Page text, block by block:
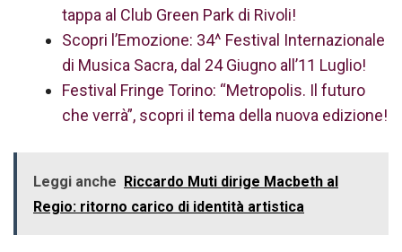
tappa al Club Green Park di Rivoli!
Scopri l’Emozione: 34^ Festival Internazionale
di Musica Sacra, dal 24 Giugno all’11 Luglio!
Festival Fringe Torino: “Metropolis. Il futuro
che verrà”, scopri il tema della nuova edizione!
Leggi anche Riccardo Muti dirige Macbeth al
Regio: ritorno carico di identità artistica